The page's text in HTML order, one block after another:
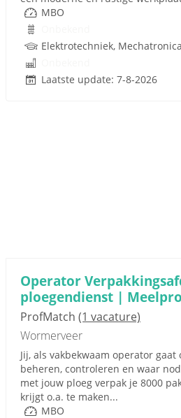
MBO
Laatste update: 7-8-2026
Operator
ploegendienst |
ProfMatch (1 vacature)
Wormerveer
Jij, als vakbekwaam operator
beheren, controleren en waar
met jouw ploeg verpak je 8000
krijgt o.a. te maken...
MBO